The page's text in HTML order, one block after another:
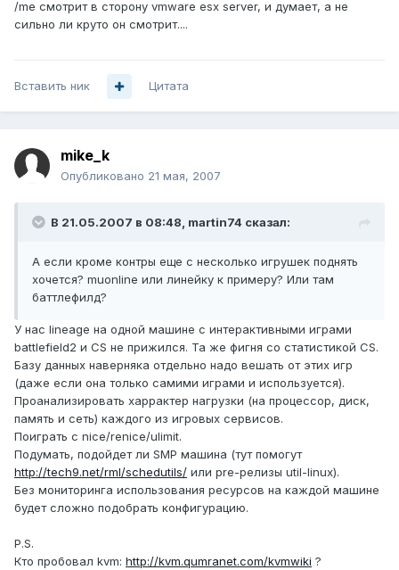
/me смотрит в сторону vmware esx server, и думает, а не
сильно ли круто он смотрит....
Вставить ник Цитата
mike_k
Опубликовано 21 мая, 2007
В 21.05.2007 в 08:48, martin74 сказал:
А если кроме контры еще с несколько игрушек поднять
хочется? muonline или линейку к примеру? Или там
баттлефилд?
У нас lineage на одной машине с интерактивными играми
battlefield2 и CS не прижился. Та же фигня со статистикой CS.
Базу данных наверняка отдельно надо вешать от этих игр
(даже если она только самими играми и используется).
Проанализировать харрактер нагрузки (на процессор, диск,
память и сеть) каждого из игровых сервисов.
Поиграть с nice/renice/ulimit.
Подумать, подойдет ли SMP машина (тут помогут
http://tech9.net/rml/schedutils/ или pre-релизы util-linux).
Без мониторинга использования ресурсов на каждой машине
будет сложно подобрать конфигурацию.
P.S.
Кто пробовал kvm: http://kvm.qumranet.com/kvmwiki ?